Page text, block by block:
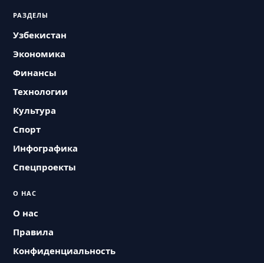
РАЗДЕЛЫ
Узбекистан
Экономика
Финансы
Технологии
Культура
Спорт
Инфографика
Спецпроекты
О НАС
О нас
Правила
Конфиденциальность